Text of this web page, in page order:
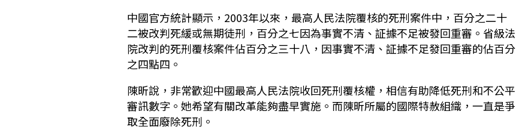
中國官方統計顯示，2003年以來，最高人民法院覆核的死刑案件中，百分之二十
二被改判死緩或無期徒刑，百分之七因為事實不清、証據不足被發回重審。省級法
院改判的死刑覆核案件佔百分之三十八，因事實不清、証據不足發回重審的佔百分
之四點四。
陳昕說，非常歡迎中國最高人民法院收回死刑覆核權，相信有助降低死刑和不公平
審訊數字。她希望有關改革能夠盡早實施。而陳昕所屬的國際特赦組織，一直是爭
取全面廢除死刑。